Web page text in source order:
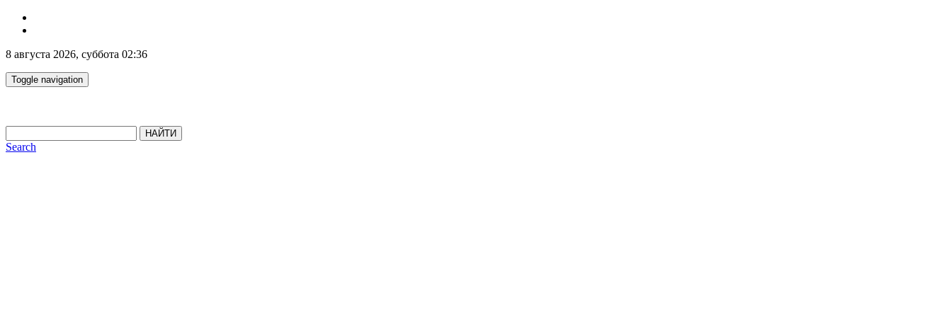
8 августа 2026, суббота 02:36
Toggle navigation
НАЙТИ
Search